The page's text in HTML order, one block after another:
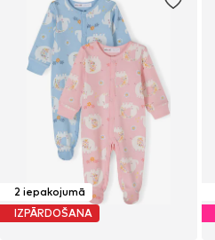
2 iepakojumā
IZPĀRDOŠANA